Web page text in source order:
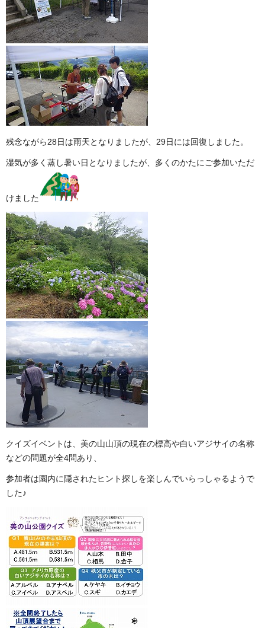
残念ながら28日は雨天となりましたが、29日には回復しました。
湿気が多く蒸し暑い日となりましたが、多くのかたにご参加いただ
けました
クイズイベントは、美の山山頂の現在の標高や白いアジサイの名称
などの問題が全4問あり、
参加者は園内に隠されたヒント探しを楽しんでいらっしゃるようで
した♪